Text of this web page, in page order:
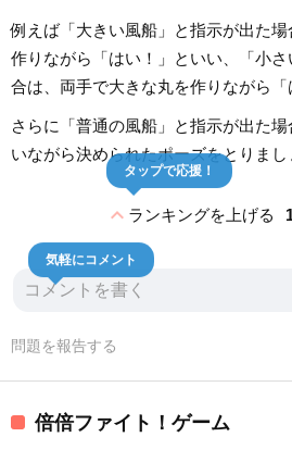
例えば「大きい風船」と指示が出た
作りながら「はい！」といい、「小
合は、両手で大きな丸を作りながら「
さらに「普通の風船」と指示が出た
いながら決められたポーズをとりまし
expand_lessランキングを上げる
タップで応援！
気軽にコメント
問題を報告する
倍倍ファイト！ゲーム